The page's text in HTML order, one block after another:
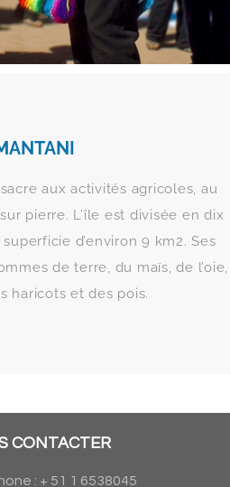
aux activités agricoles, au
pierre. L’île est divisée en dix
d’environ 9 km2. Ses
de terre, du maïs, de l’oie,
haricots et des pois.
CONTACTER
: + 51 1 6538045